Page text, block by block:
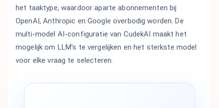
het taaktype, waardoor aparte abonnementen bij
OpenAI, Anthropic en Google overbodig worden. De
multi-model AI-configuratie van CudekAI maakt het
mogelijk om LLM's te vergelijken en het sterkste model
voor elke vraag te selecteren.